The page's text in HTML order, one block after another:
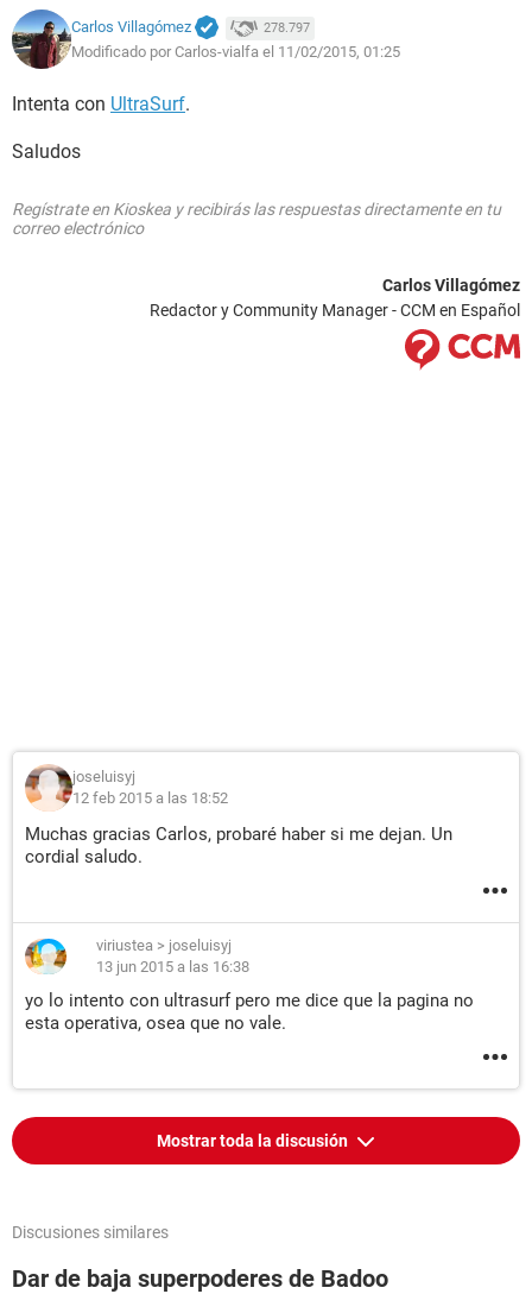
Carlos Villagómez 278.797
Modificado por Carlos-vialfa el 11/02/2015, 01:25
Intenta con UltraSurf.
Saludos
Regístrate en Kioskea y recibirás las respuestas directamente en tu
correo electrónico
Carlos Villagómez
Redactor y Community Manager - CCM en Español
joseluisyj
12 feb 2015 a las 18:52
Muchas gracias Carlos, probaré haber si me dejan. Un
cordial saludo.
viriustea > joseluisyj
13 jun 2015 a las 16:38
yo lo intento con ultrasurf pero me dice que la pagina no
esta operativa, osea que no vale.
Mostrar toda la discusión
Discusiones similares
Dar de baja superpoderes de Badoo